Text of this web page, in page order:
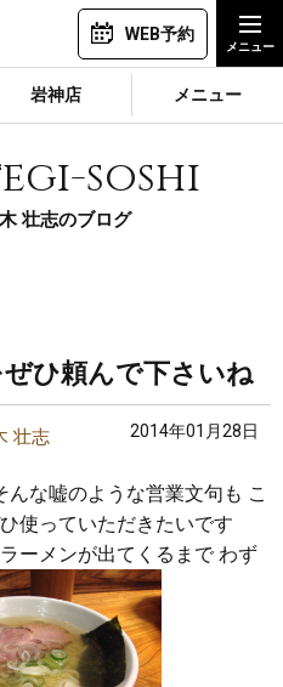
WEB予約
岩神店 メニュー
soshi
壮志のブログ
ひ頼んで下さいね
壮志 2014年01月28日
んな嘘のような営業文句も こ
使っていただきたいです
ーメンが出てくるまで わず